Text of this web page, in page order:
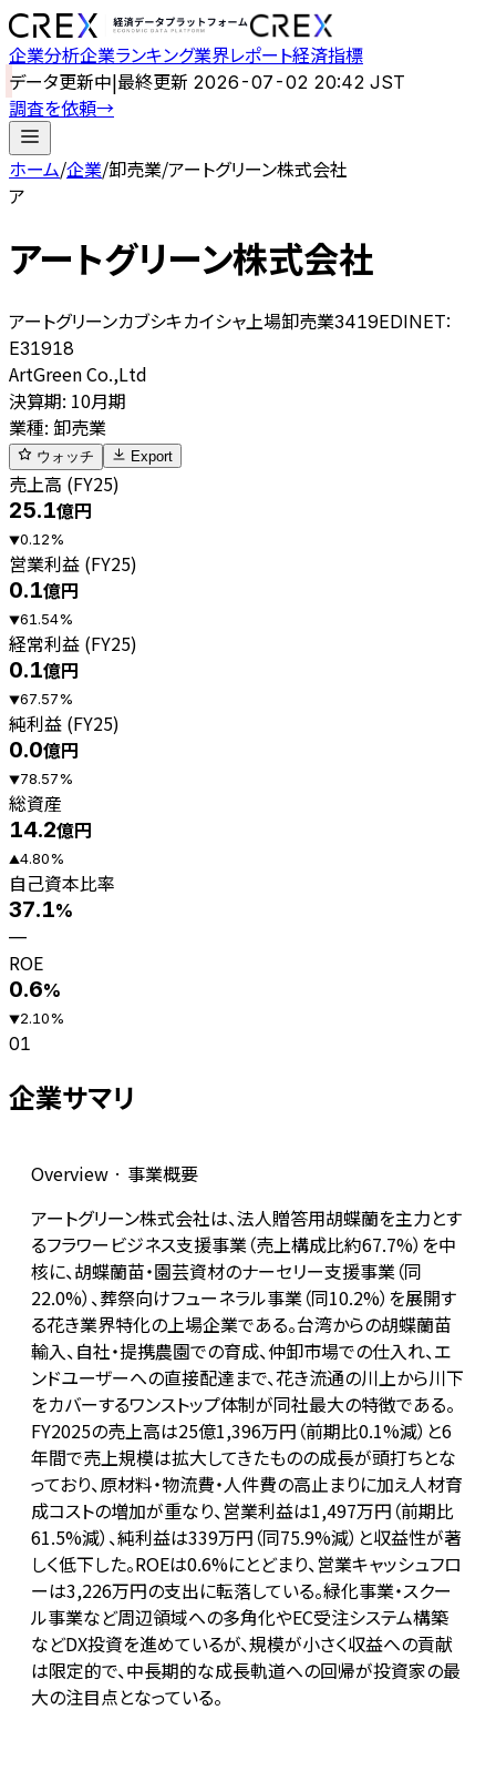
企業分析企業ランキング業界レポート経済指標
データ更新中|最終更新 2026-07-02 20:42 JST
調査を依頼→
ホーム/企業/卸売業/アートグリーン株式会社
ア
アートグリーン株式会社
アートグリーンカブシキカイシャ 上場卸売業3419EDINET:
E31918
ArtGreen Co.,Ltd
決算期: 10月期
業種: 卸売業
ウォッチ Export
売上高 (FY25)
25.1億円
▼0.12%
営業利益 (FY25)
0.1億円
▼61.54%
経常利益 (FY25)
0.1億円
▼67.57%
純利益 (FY25)
0.0億円
▼78.57%
総資産
14.2億円
▲4.80%
自己資本比率
37.1%
—
ROE
0.6%
▼2.10%
01
企業サマリ
Overview · 事業概要
アートグリーン株式会社は、法人贈答用胡蝶蘭を主力とす
るフラワービジネス支援事業（売上構成比約67.7%）を中
核に、胡蝶蘭苗・園芸資材のナーセリー支援事業（同
22.0%）、葬祭向けフューネラル事業（同10.2%）を展開す
る花き業界特化の上場企業である。台湾からの胡蝶蘭苗
輸入、自社・提携農園での育成、仲卸市場での仕入れ、エ
ンドユーザーへの直接配達まで、花き流通の川上から川下
をカバーするワンストップ体制が同社最大の特徴である。
FY2025の売上高は25億1,396万円（前期比0.1%減）と6
年間で売上規模は拡大してきたものの成長が頭打ちとな
っており、原材料・物流費・人件費の高止まりに加え人材育
成コストの増加が重なり、営業利益は1,497万円（前期比
61.5%減）、純利益は339万円（同75.9%減）と収益性が著
しく低下した。ROEは0.6%にとどまり、営業キャッシュフロ
ーは3,226万円の支出に転落している。緑化事業・スクー
ル事業など周辺領域への多角化やEC受注システム構築
などDX投資を進めているが、規模が小さく収益への貢献
は限定的で、中長期的な成長軌道への回帰が投資家の最
大の注目点となっている。